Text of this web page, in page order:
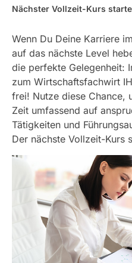
Nächster Vollzeit-Kurs
Wenn Du Deine Karriere
auf das nächste Level
die perfekte Gelegenheit:
zum Wirtschaftsfachwirt
frei! Nutze diese Chance,
Zeit umfassend auf
Tätigkeiten und
Der nächste Vollzeit-Kurs